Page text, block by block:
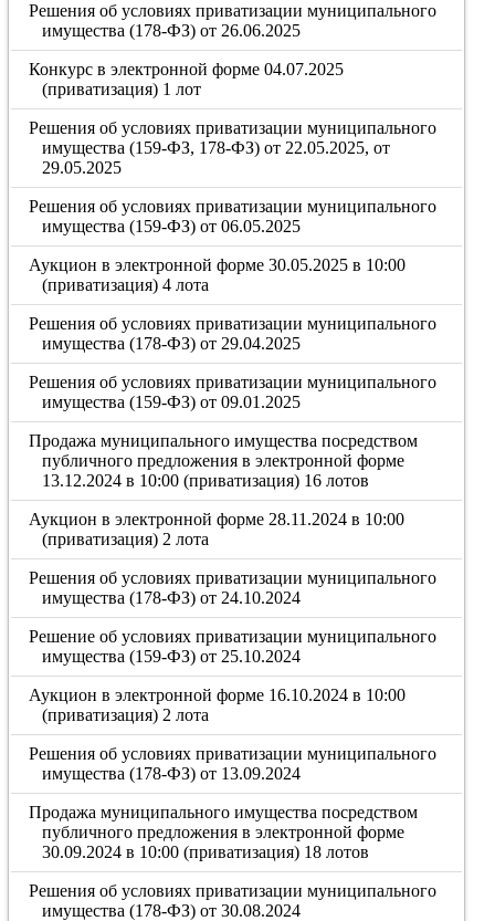
Решения об условиях приватизации муниципального
имущества (178-ФЗ) от 26.06.2025
Конкурс в электронной форме 04.07.2025
(приватизация) 1 лот
Решения об условиях приватизации муниципального
имущества (159-ФЗ, 178-ФЗ) от 22.05.2025, от
29.05.2025
Решения об условиях приватизации муниципального
имущества (159-ФЗ) от 06.05.2025
Аукцион в электронной форме 30.05.2025 в 10:00
(приватизация) 4 лота
Решения об условиях приватизации муниципального
имущества (178-ФЗ) от 29.04.2025
Решения об условиях приватизации муниципального
имущества (159-ФЗ) от 09.01.2025
Продажа муниципального имущества посредством
публичного предложения в электронной форме
13.12.2024 в 10:00 (приватизация) 16 лотов
Аукцион в электронной форме 28.11.2024 в 10:00
(приватизация) 2 лота
Решения об условиях приватизации муниципального
имущества (178-ФЗ) от 24.10.2024
Решение об условиях приватизации муниципального
имущества (159-ФЗ) от 25.10.2024
Аукцион в электронной форме 16.10.2024 в 10:00
(приватизация) 2 лота
Решения об условиях приватизации муниципального
имущества (178-ФЗ) от 13.09.2024
Продажа муниципального имущества посредством
публичного предложения в электронной форме
30.09.2024 в 10:00 (приватизация) 18 лотов
Решения об условиях приватизации муниципального
имущества (178-ФЗ) от 30.08.2024